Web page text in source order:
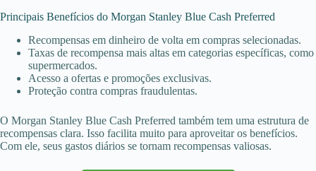
Principais Benefícios do Morgan Stanley Blue Cash Preferred
Recompensas em dinheiro de volta em compras selecionadas.
Taxas de recompensa mais altas em categorias específicas, como
supermercados.
Acesso a ofertas e promoções exclusivas.
Proteção contra compras fraudulentas.
O Morgan Stanley Blue Cash Preferred também tem uma estrutura de
recompensas clara. Isso facilita muito para aproveitar os benefícios.
Com ele, seus gastos diários se tornam recompensas valiosas.